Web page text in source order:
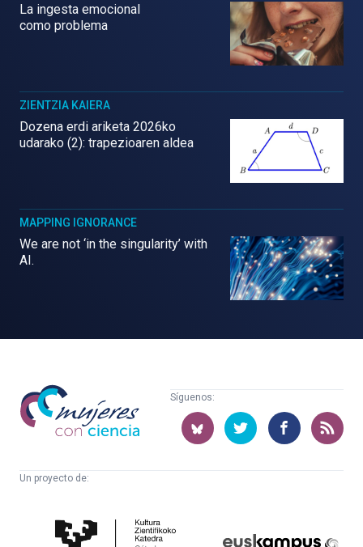
La ingesta emocional
como problema
ZIENTZIA KAIERA
Dozena erdi ariketa 2026ko
udarako (2): trapezioaren aldea
MAPPING IGNORANCE
We are not ‘in the singularity’ with
AI.
Mujeres
con
ciencia
Síguenos:
Un proyecto de:
Cultura